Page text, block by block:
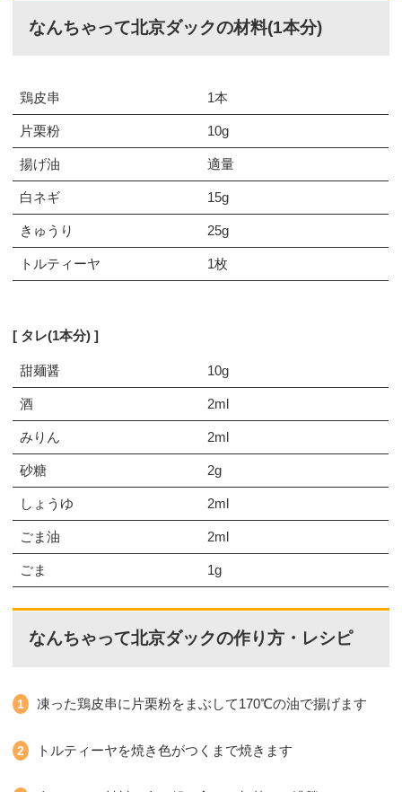
なんちゃって北京ダックの材料(1本分)
鶏皮串 1本
片栗粉 10g
揚げ油 適量
白ネギ 15g
きゅうり 25g
トルティーヤ 1枚
タレ(1本分)
甜麺醤 10g
酒 2ml
みりん 2ml
砂糖 2g
しょうゆ 2ml
ごま油 2ml
ごま 1g
なんちゃって北京ダックの作り方・レシピ
凍った鶏皮串に片栗粉をまぶして170℃の油で揚げます
トルティーヤを焼き色がつくまで焼きます